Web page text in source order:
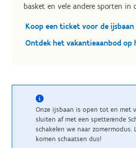
basket en vele andere sporten in
Koop een ticket voor de ijsbaan
Ontdek het vakantieaanbod op
Onze ijsbaan is open tot en met
sluiten af met een spetterende
schakelen we naar zomermodus.
komen schaatsen dus!